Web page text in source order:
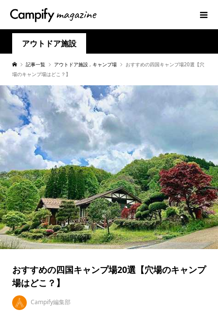
アウトドア施設
記事一覧 アウトドア施設 , キャンプ場
おすすめの四国キャンプ場20選【穴
場のキャンプ場はどこ？】
おすすめの四国キャンプ場20選【穴場のキャンプ
場はどこ？】
Campify編集部